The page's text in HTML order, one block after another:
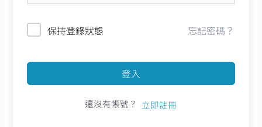
保持登錄狀態 忘記密碼？
登入
還沒有帳號？ 立即註冊